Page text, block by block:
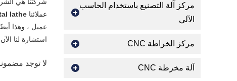
عملائناlathe
عميل ، وهذا
استشارة لنا
لا توجد
مركز آلة التصنيع باستخدام الحاسب
الآلي
مركز الخراطة CNC
آلة مخرطة CNC